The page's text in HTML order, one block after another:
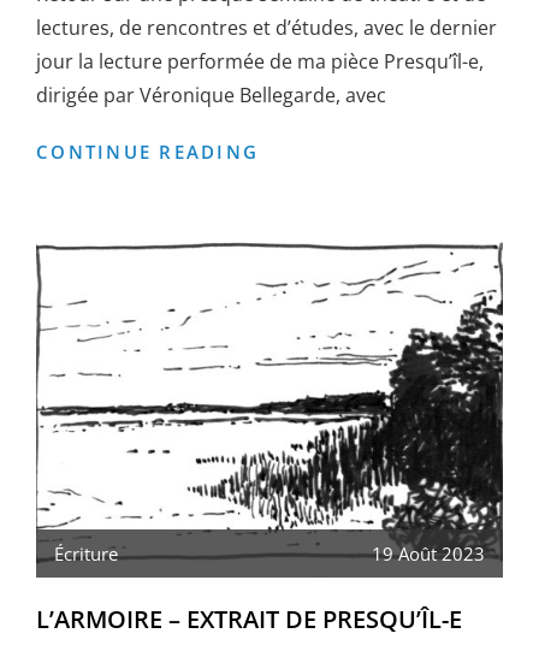
lectures, de rencontres et d’études, avec le dernier
jour la lecture performée de ma pièce Presqu’îl-e,
dirigée par Véronique Bellegarde, avec
CONTINUE READING
2023
Écriture 19 Août 2023
L’ARMOIRE – EXTRAIT DE PRESQU’ÎL-E